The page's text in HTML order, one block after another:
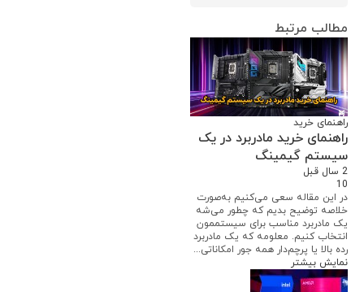
مطالب مرتبط
راهنمای خرید
راهنمای خرید مادربرد در یک
سیستم گیمینگ
2 سال قبل
10
در این مقاله سعی می‌کنیم به‌صورت
خلاصه توضیح بدیم که چطور می‌شه
یک مادربرد مناسب برای سیستممون
انتخاب کنیم. معلومه که یک مادربرد
رده بالا یا پرچم‌دار همه جور امکاناتی...
نمایش بیشتر